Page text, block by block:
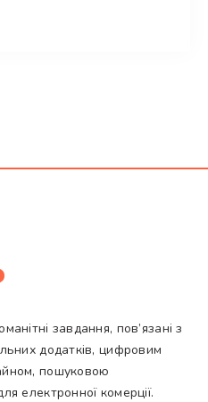
завдання, пов’язані з
додатків, цифровим
пошуковою
електронної комерції.